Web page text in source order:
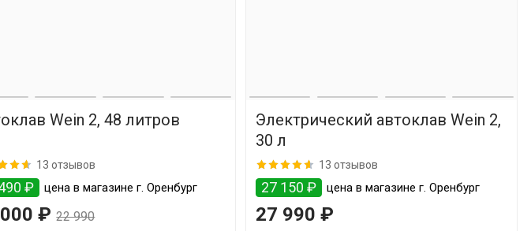
Wein 2, 48 литров
13 отзывов
₽ цена в магазине г. Оренбург
₽ 22 990
Электрический автоклав Wein 2,
30 л
13 отзывов
27 150 ₽ цена в магазине г. Оренбург
27 990 ₽